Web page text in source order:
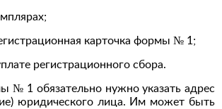
карточка формы № 1;
регистрационного сбора.
№ 1 обязательно нужно указать адрес
юридического лица. Им может быть